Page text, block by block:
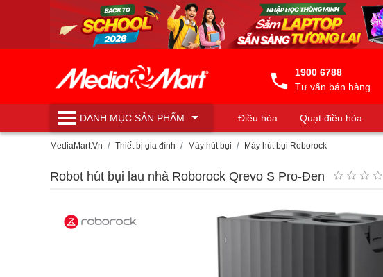
1900 6788
Tư vấn bán hàng
DANH MỤCSẢN PHẨM Điều hòa Quạt điều hòa
Máy lọc nước
MediaMart.Vn Thiết bị gia đình Máy hút bụi Máy hút bụi Roborock
Robot hút bụi lau nhà Roborock Qrevo S Pro-Đen